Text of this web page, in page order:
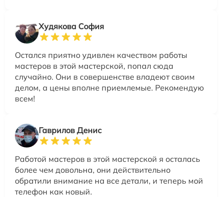
Худякова София
Остался приятно удивлен качеством работы
мастеров в этой мастерской, попал сюда
случайно. Они в совершенстве владеют своим
делом, а цены вполне приемлемые. Рекомендую
всем!
Гаврилов Денис
Работой мастеров в этой мастерской я осталась
более чем довольна, они действительно
обратили внимание на все детали, и теперь мой
телефон как новый.